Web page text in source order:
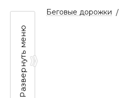
Развернуть меню
Беговые дорожки